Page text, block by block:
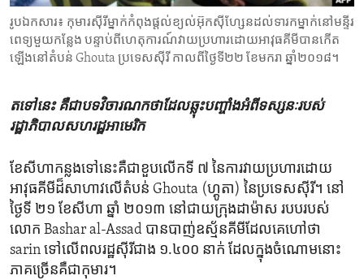
រូបឯកសារ៖ កុមារស៊ីរីម្នាក់កំពុងផ្តល់ខ្យល់អ៊ុកស៊ីហ្សែនដល់ទារកម្នាក់នៅមន្ទីរ
ពេទ្យមួយកន្លែង បន្ទាប់ពីហេតុការណ៍វាយប្រហារដោយអាវុធគីមីបានកើត
ឡើងនៅតំបន់ Ghouta ប្រទេសស៊ីរី កាលពីថ្ងៃទី២២ ខែមករា ឆ្នាំ២០១៨។
តទៅនេះ​ គឺជា​បទវិចារណកថា​ដែល​ឆ្លុះ​បញ្ចាំង​អំពី​ទស្សនៈ​របស់​
រដ្ឋាភិបាល​សហរដ្ឋ​អាមេរិក
ខែ​សីហា​កន្លង​ទៅ​នេះ​គឺជា​ខួប​លើក​ទី ៧ នៃ​ការ​វាយ​ប្រហារ​ដោយ​
អាវុធ​គីមី​ដ៏​សាហាវ​លើ​តំបន់ Ghouta (ហ្គូតា) នៃ​ប្រទេស​ស៊ីរី។ នៅ​
ថ្ងៃ​ទី ២១ ខែ​សីហា ឆ្នាំ ២០១៣ នៅ​ជាយ​ក្រុង​ដាម៉ាស របប​របស់​
លោក Bashar al-Assad បាន​បាញ់​ឧស្ម័ន​គីមី​ដែល​គេ​ហៅ​ថា
sarin ទៅ​លើ​ពលរដ្ឋ​ស៊ីរី​ជាង ១.៤០០ នាក់ ដែល​ក្នុង​ចំណោម​នោះ
ភាគច្រើន​គឺ​ជា​កុមារ។